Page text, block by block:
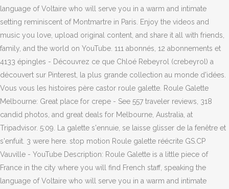
language of Voltaire who will serve you in a warm and intimate
setting reminiscent of Montmartre in Paris. Enjoy the videos and
music you love, upload original content, and share it all with friends,
family, and the world on YouTube. 111 abonnés, 12 abonnements et
4133 épingles - Découvrez ce que Chloé Rebeyrol (crebeyrol) a
découvert sur Pinterest, la plus grande collection au monde d'idées.
Vous vous les histoires père castor roule galette. Roule Galette
Melbourne: Great place for crepe - See 557 traveler reviews, 318
candid photos, and great deals for Melbourne, Australia, at
Tripadvisor. 5:09. La galette s'ennuie, se laisse glisser de la fenêtre et
s'enfuit. 3 were here. stop motion Roule galette réécrite GS.CP
Vauville - YouTube Description: Roule Galette is a little piece of
France in the city where you will find French staff, speaking the
language of Voltaire who will serve you in a warm and intimate